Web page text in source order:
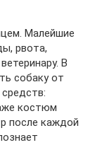
Малейшие
рвота,
В
собаку от
костюм
после каждой